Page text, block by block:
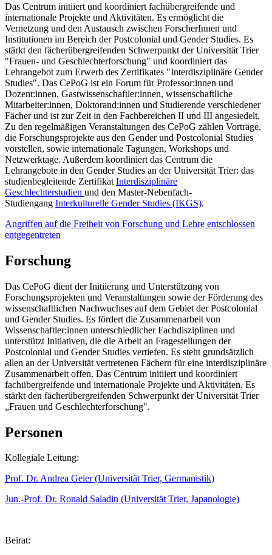
Das Centrum initiiert und koordiniert fachübergreifende und
internationale Projekte und Aktivitäten. Es ermöglicht die
Vernetzung und den Austausch zwischen ForscherInnen und
Institutionen im Bereich der Postcolonial und Gender Studies. Es
stärkt den fächerübergreifenden Schwerpunkt der Universität Trier
"Frauen- und Geschlechterforschung" und koordiniert das
Lehrangebot zum Erwerb des Zertifikates "Interdisziplinäre Gender
Studies". Das CePoG ist ein Forum für Professor:innen und
Dozent:innen, Gastwissenschaftler:innen, wissenschaftliche
Mitarbeiter:innen, Doktorand:innen und Studierende verschiedener
Fächer und ist zur Zeit in den Fachbereichen II und III angesiedelt.
Zu den regelmäßigen Veranstaltungen des CePoG zählen Vorträge,
die Forschungsprojekte aus den Gender und Postcolonial Studies
vorstellen, sowie internationale Tagungen, Workshops und
Netzwerktage. Außerdem koordiniert das Centrum die
Lehrangebote in den Gender Studies an der Universität Trier: das
studienbegleitende Zertifikat Interdisziplinäre
Geschlechterstudien und den Master-Nebenfach-
Studiengang Interkulturelle Gender Studies (IKGS).
Angriffen auf die Freiheit von Forschung und Lehre entschlossen
entgegentreten
Forschung
Das CePoG dient der Initiierung und Unterstützung von
Forschungsprojekten und Veranstaltungen sowie der Förderung des
wissenschaftlichen Nachwuchses auf dem Gebiet der Postcolonial
und Gender Studies. Es fördert die Zusammenarbeit von
Wissenschaftler:innen unterschiedlicher Fachdisziplinen und
unterstützt Initiativen, die die Arbeit an Fragestellungen der
Postcolonial und Gender Studies vertiefen. Es steht grundsätzlich
allen an der Universität vertretenen Fächern für eine interdisziplinäre
Zusammenarbeit offen. Das Centrum initiiert und koordiniert
fachübergreifende und internationale Projekte und Aktivitäten. Es
stärkt den fächerübergreifenden Schwerpunkt der Universität Trier
„Frauen und Geschlechterforschung".
Personen
Kollegiale Leitung:
Prof. Dr. Andrea Geier (Universität Trier, Germanistik)
Jun.-Prof. Dr. Ronald Saladin (Universität Trier, Japanologie)
Beirat: